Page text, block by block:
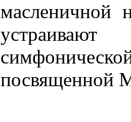
масленичной
посвященной